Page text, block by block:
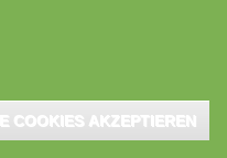
wie 5G,
die Arbeitsweise der
COOKIES AKZEPTIEREN